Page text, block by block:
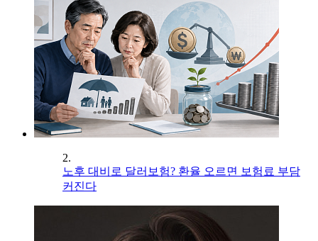
2.
노후 대비로 달러보험? 환율 오르면 보험료 부담
커진다